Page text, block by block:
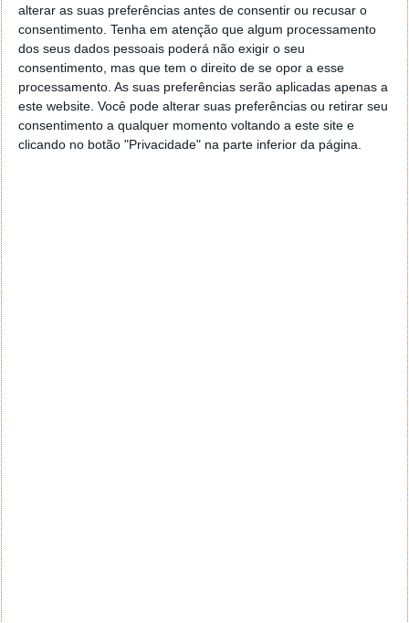
alterar as suas preferências antes de consentir ou recusar o
consentimento. Tenha em atenção que algum processamento
dos seus dados pessoais poderá não exigir o seu
consentimento, mas que tem o direito de se opor a esse
processamento. As suas preferências serão aplicadas apenas a
este website. Você pode alterar suas preferências ou retirar seu
consentimento a qualquer momento voltando a este site e
clicando no botão "Privacidade" na parte inferior da página.